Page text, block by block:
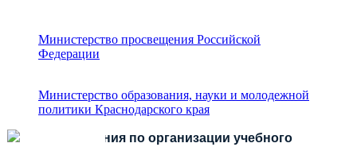
Министерство просвещения Российской
Федерации
Министерство образования, науки и молодежной
политики Краснодарского края
Есть предложения по организации учебного